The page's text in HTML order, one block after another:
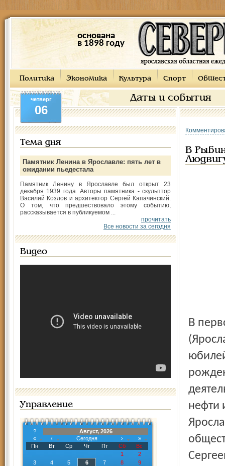
основана
в 1898 году
Политика Экономика Культура Спорт
Даты и события
четверг
06
Тема дня
Памятник Ленина в Ярославле: пять лет в
ожидании пьедестала
Памятник Ленину в Ярославле был открыт 23
декабря 1939 года. Авторы памятника - скульптор
Василий Козлов и архитектор Сергей Капачинский.
О том, что предшествовало этому событию,
рассказывается в публикуемом ...
прочитать
Все новости за сегодня
Видео
Управление
?
Август, 2026
«
‹ Сегодня ›
»
Пн
Вт Ср Чт Пт Сб
Вс
1
2
3
4 5 6 7 8
9
В
В первой половине дня в Губернаторском доме
нефти